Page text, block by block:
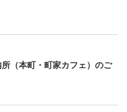
（本町・町家カフェ）のご